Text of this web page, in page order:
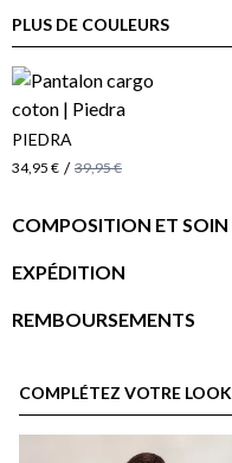
PLUS DE COULEURS
PIEDRA
34,95 € / 39,95 €
COMPOSITION ET SOIN
EXPÉDITION
REMBOURSEMENTS
COMPLÉTEZ VOTRE LOOK